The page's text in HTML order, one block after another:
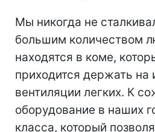
Мы никогда не
большим количеством
находятся в коме,
приходится держать на
вентиляции легких. К
оборудование в наших
класса, который